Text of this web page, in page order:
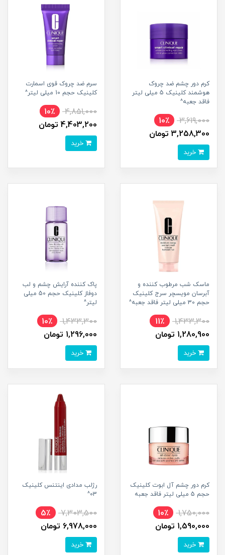
کرم دور چشم ضد چروک
هوشمند کلینیک 5 میلی لیتر
فاقد جعبه^
3,619,000
10٪
3,258,300 تومان
سرم ضد چروک قوی اسمارت
کلینیک حجم 10 میلی لیتر^
4,851,000
10٪
4,403,200 تومان
ماسک شب مرطوب کننده و
آبرسان مویسچر سرج کلینیک
حجم 30 میلی لیتر فاقد جعبه^
1,433,300
11٪
1,280,900 تومان
پاک کننده آرایش چشم و لب
دوفاز کلینیک حجم 50 میلی
لیتر^
1,433,300
10٪
1,296,000 تومان
کرم دور چشم آل ابوت کلینیک
حجم 5 میلی لیتر فاقد جعبه
1,750,000
10٪
1,590,000 تومان
رژلب مدادی اینتنس کلینیک
03^
7,303,500
5٪
6,978,000 تومان